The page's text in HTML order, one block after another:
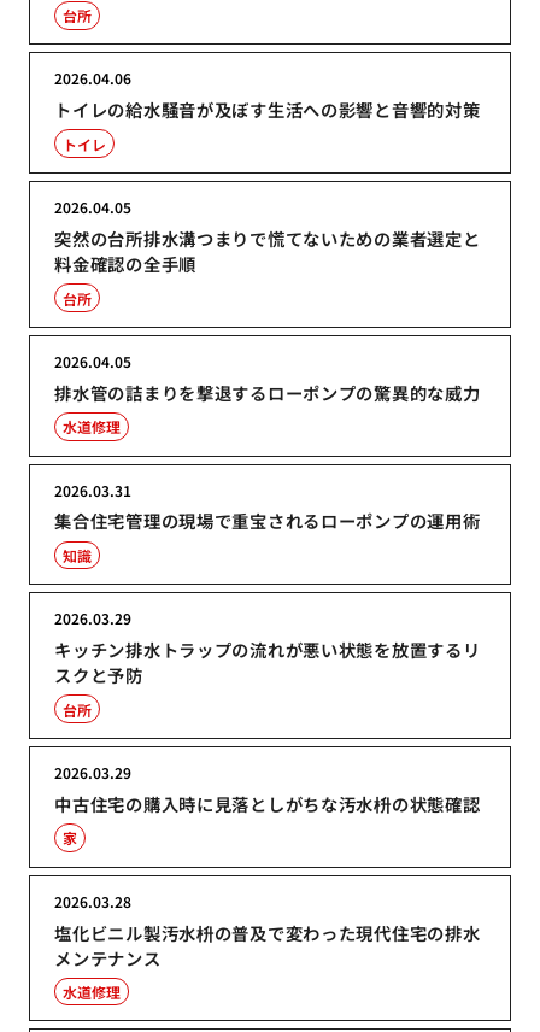
台所
トイレの給水騒音が及ぼす生活への影響と音響的対策
2026.04.06
トイレ
突然の台所排水溝つまりで慌てないための業者選定と
料金確認の全手順
2026.04.05
台所
排水管の詰まりを撃退するローポンプの驚異的な威力
2026.04.05
水道修理
集合住宅管理の現場で重宝されるローポンプの運用術
2026.03.31
知識
キッチン排水トラップの流れが悪い状態を放置するリ
スクと予防
2026.03.29
台所
中古住宅の購入時に見落としがちな汚水枡の状態確認
2026.03.29
家
塩化ビニル製汚水枡の普及で変わった現代住宅の排水
メンテナンス
2026.03.28
水道修理